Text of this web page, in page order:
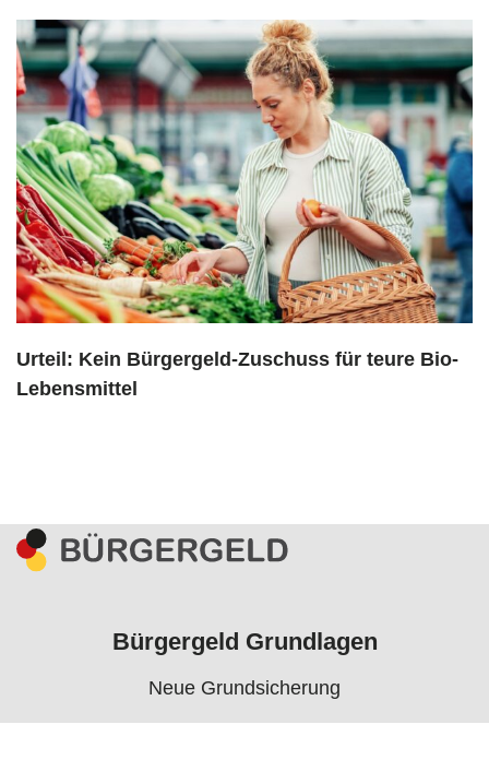
Urteil: Kein Bürgergeld-Zuschuss für teure Bio-
Lebensmittel
Bürgergeld Grundlagen
Neue Grundsicherung